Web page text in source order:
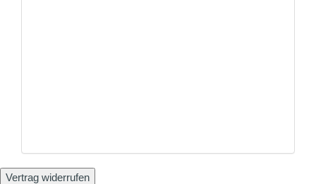
Vertrag widerrufen